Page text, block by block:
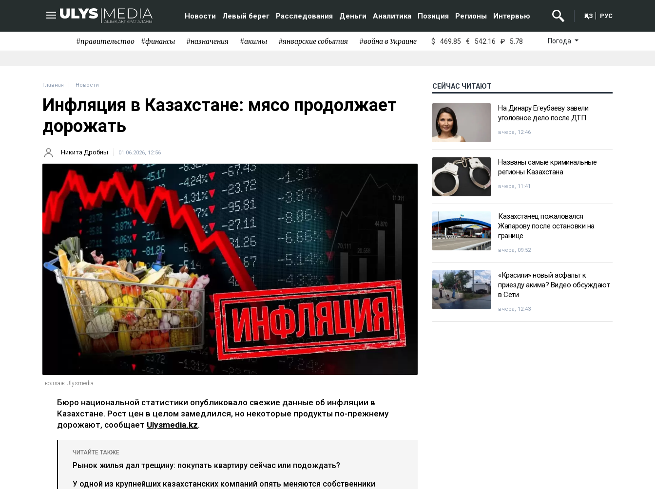
Новости Левый берег Расследования Деньги Аналитика Позиция Регионы Интервью ҚАЗ РУС
#правительство #финансы #назначения #акимы #январские события #война в Украине $ 469.85 € 542.16 ₽ 5.78 Погода
Главная Новости
Инфляция в Казахстане: мясо продолжает
дорожать
Никита Дробны 01.06.2026, 12:56
коллаж Ulysmedia
Бюро национальной статистики опубликовало свежие данные об инфляции в
Казахстане. Рост цен в целом замедлился, но некоторые продукты по-прежнему
дорожают, сообщает Ulysmedia.kz.
ЧИТАЙТЕ ТАКЖЕ
Рынок жилья дал трещину: покупать квартиру сейчас или подождать?
У одной из крупнейших казахстанских компаний опять меняются собственники
СЕЙЧАС ЧИТАЮТ
На Динару Егеубаеву завели
уголовное дело после ДТП
вчера, 12:46
Названы самые криминальные
регионы Казахстана
вчера, 11:41
Казахстанец пожаловался
Жапарову после остановки на
границе
вчера, 09:52
«Красили» новый асфальт к
приезду акима? Видео обсуждают
в Сети
вчера, 12:43